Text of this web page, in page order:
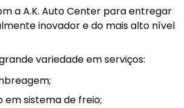
a A.K. Auto Center para entregar
inovador e do mais alto nível
variedade em serviços:
em sistema de freio;